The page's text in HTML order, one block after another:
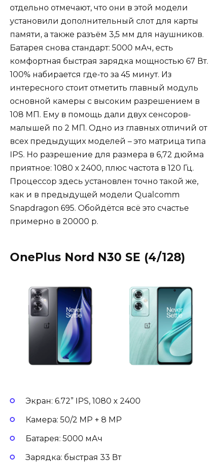
отдельно отмечают, что они в этой модели
установили дополнительный слот для карты
памяти, а также разъём 3,5 мм для наушников.
Батарея снова стандарт: 5000 мАч, есть
комфортная быстрая зарядка мощностью 67 Вт.
100% набирается где-то за 45 минут. Из
интересного стоит отметить главный модуль
основной камеры с высоким разрешением в
108 МП. Ему в помощь дали двух сенсоров-
малышей по 2 МП. Одно из главных отличий от
всех предыдущих моделей – это матрица типа
IPS. Но разрешение для размера в 6,72 дюйма
приятное: 1080 х 2400, плюс частота в 120 Гц.
Процессор здесь установлен точно такой же,
как и в предыдущей модели Qualcomm
Snapdragon 695. Обойдётся всё это счастье
примерно в 20000 р.
OnePlus Nord N30 SE (4/128)
Экран: 6.72” IPS, 1080 x 2400
Камера: 50/2 MP + 8 MP
Батарея: 5000 мАч
Зарядка: быстрая 33 Вт